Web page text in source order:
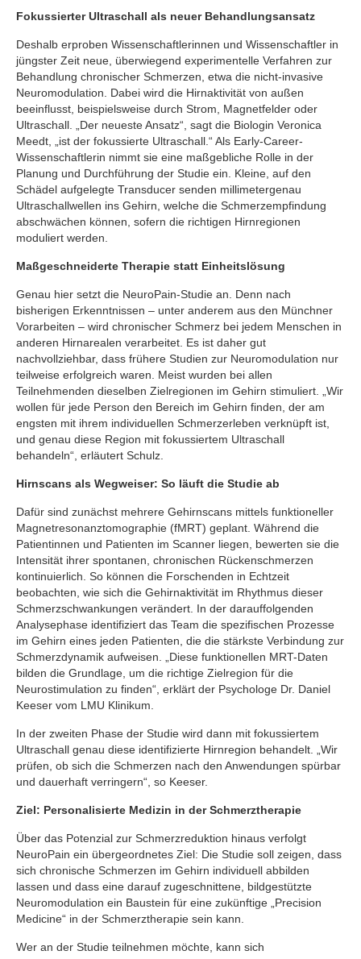
Fokussierter Ultraschall als neuer Behandlungsansatz
Deshalb erproben Wissenschaftlerinnen und Wissenschaftler in
jüngster Zeit neue, überwiegend experimentelle Verfahren zur
Behandlung chronischer Schmerzen, etwa die nicht-invasive
Neuromodulation. Dabei wird die Hirnaktivität von außen
beeinflusst, beispielsweise durch Strom, Magnetfelder oder
Ultraschall. „Der neueste Ansatz“, sagt die Biologin Veronica
Meedt, „ist der fokussierte Ultraschall.“ Als Early-Career-
Wissenschaftlerin nimmt sie eine maßgebliche Rolle in der
Planung und Durchführung der Studie ein. Kleine, auf den
Schädel aufgelegte Transducer senden millimetergenau
Ultraschallwellen ins Gehirn, welche die Schmerzempfindung
abschwächen können, sofern die richtigen Hirnregionen
moduliert werden.
Maßgeschneiderte Therapie statt Einheitslösung
Genau hier setzt die NeuroPain-Studie an. Denn nach
bisherigen Erkenntnissen – unter anderem aus den Münchner
Vorarbeiten – wird chronischer Schmerz bei jedem Menschen in
anderen Hirnarealen verarbeitet. Es ist daher gut
nachvollziehbar, dass frühere Studien zur Neuromodulation nur
teilweise erfolgreich waren. Meist wurden bei allen
Teilnehmenden dieselben Zielregionen im Gehirn stimuliert. „Wir
wollen für jede Person den Bereich im Gehirn finden, der am
engsten mit ihrem individuellen Schmerzerleben verknüpft ist,
und genau diese Region mit fokussiertem Ultraschall
behandeln“, erläutert Schulz.
Hirnscans als Wegweiser: So läuft die Studie ab
Dafür sind zunächst mehrere Gehirnscans mittels funktioneller
Magnetresonanztomographie (fMRT) geplant. Während die
Patientinnen und Patienten im Scanner liegen, bewerten sie die
Intensität ihrer spontanen, chronischen Rückenschmerzen
kontinuierlich. So können die Forschenden in Echtzeit
beobachten, wie sich die Gehirnaktivität im Rhythmus dieser
Schmerzschwankungen verändert. In der darauffolgenden
Analysephase identifiziert das Team die spezifischen Prozesse
im Gehirn eines jeden Patienten, die die stärkste Verbindung zur
Schmerzdynamik aufweisen. „Diese funktionellen MRT-Daten
bilden die Grundlage, um die richtige Zielregion für die
Neurostimulation zu finden“, erklärt der Psychologe Dr. Daniel
Keeser vom LMU Klinikum.
In der zweiten Phase der Studie wird dann mit fokussiertem
Ultraschall genau diese identifizierte Hirnregion behandelt. „Wir
prüfen, ob sich die Schmerzen nach den Anwendungen spürbar
und dauerhaft verringern“, so Keeser.
Ziel: Personalisierte Medizin in der Schmerztherapie
Über das Potenzial zur Schmerzreduktion hinaus verfolgt
NeuroPain ein übergeordnetes Ziel: Die Studie soll zeigen, dass
sich chronische Schmerzen im Gehirn individuell abbilden
lassen und dass eine darauf zugeschnittene, bildgestützte
Neuromodulation ein Baustein für eine zukünftige „Precision
Medicine“ in der Schmerztherapie sein kann.
Wer an der Studie teilnehmen möchte, kann sich